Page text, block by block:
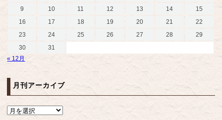
9
10 11 12 13 14
15
16
17 18 19 20 21
22
23
24 25 26 27 28
29
30
31
« 12月
月刊アーカイブ